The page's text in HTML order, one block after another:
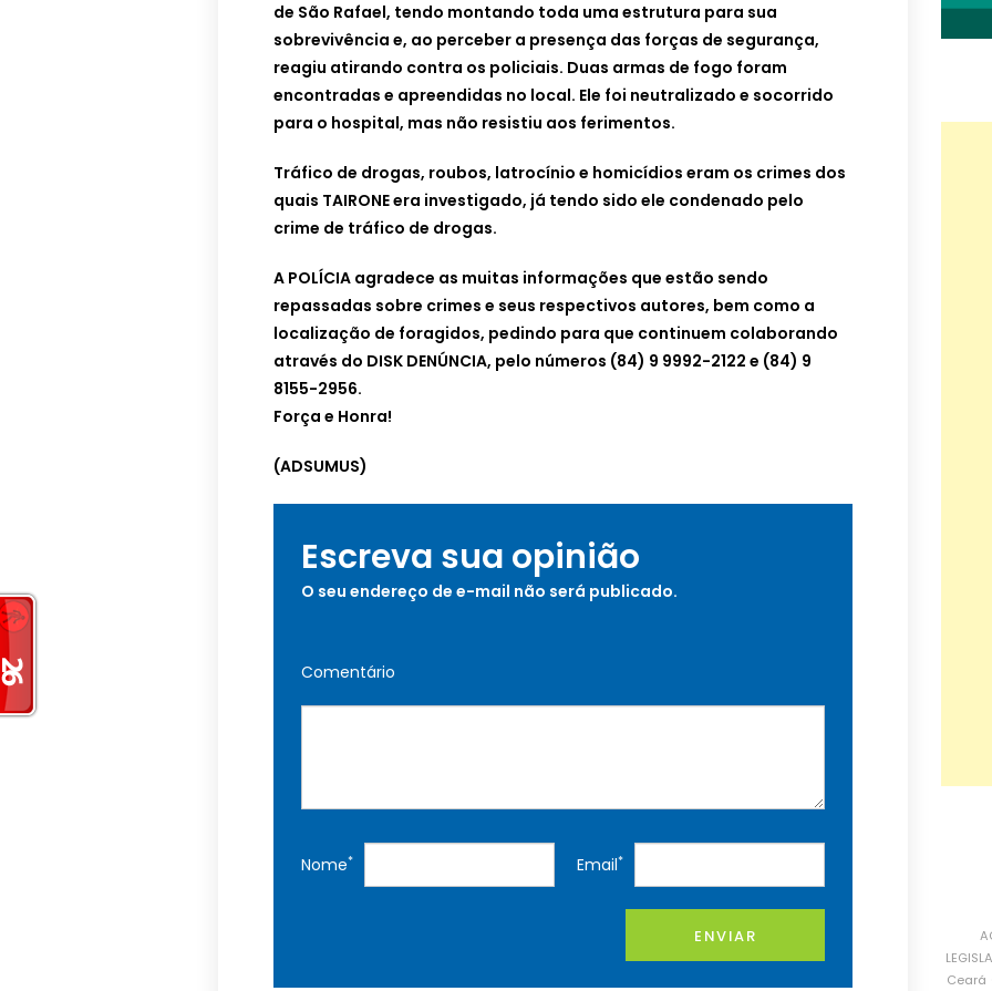
de São Rafael, tendo montando toda uma estrutura para sua
sobrevivência e, ao perceber a presença das forças de segurança,
reagiu atirando contra os policiais. Duas armas de fogo foram
encontradas e apreendidas no local. Ele foi neutralizado e socorrido
para o hospital, mas não resistiu aos ferimentos.
Tráfico de drogas, roubos, latrocínio e homicídios eram os crimes dos
quais TAIRONE era investigado, já tendo sido ele condenado pelo
crime de tráfico de drogas.
A POLÍCIA agradece as muitas informações que estão sendo
repassadas sobre crimes e seus respectivos autores, bem como a
localização de foragidos, pedindo para que continuem colaborando
através do DISK DENÚNCIA, pelo números (84) 9 9992-2122 e (84) 9
8155-2956.
Força e Honra!
(ADSUMUS)
Escreva sua opinião
O seu endereço de e-mail não será publicado.
Comentário
Nome* Email*
ENVIAR
Ceará